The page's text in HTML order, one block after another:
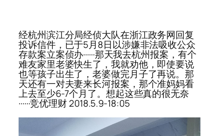
经杭州滨江分局经侦大队在浙江政务网回复
投诉信件，已于5月8日以涉嫌非法吸收公众
存款案立案侦办······那天我去杭州报案，有个
难友家里老婆快生了，我就劝他，即使要说
也等孩子出生了，老婆做完月子了再说。那
天还有一对夫妻来长河报案，那个准妈妈看
上去至少6-7个月了。想起这些真的很无奈
······竞优理财 2018.5.9-18:05